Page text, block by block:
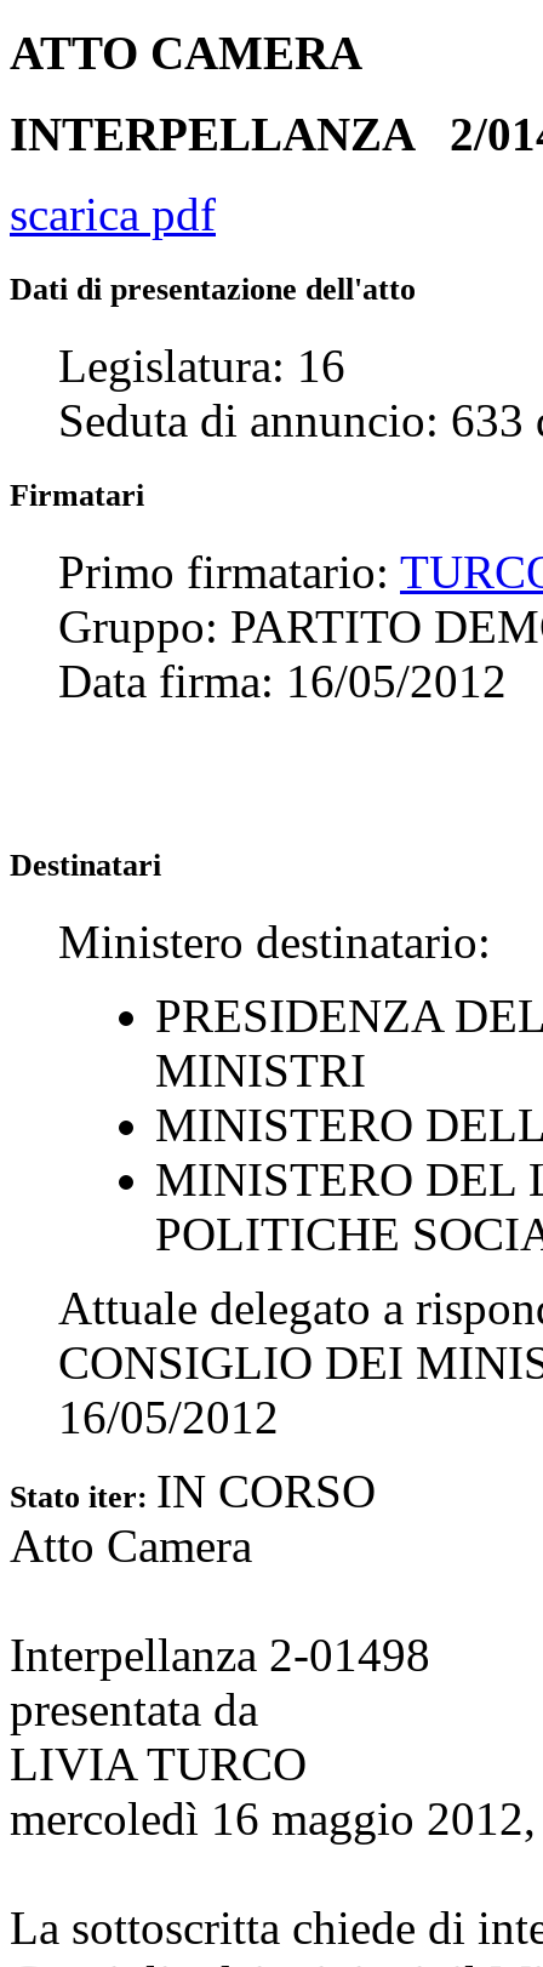
ATTO CAMERA
INTERPELLANZA 2/
scarica pdf
Dati di presentazione dell'atto
Legislatura: 16
Seduta di annuncio: 633
Firmatari
Primo firmatario:
Gruppo: PARTITO
Data firma: 16/05/2012
Destinatari
Ministero destinatario:
PRESIDENZA
MINISTRI
MINISTERO
MINISTERO DEL
POLITICHE
Attuale delegato a
CONSIGLIO DEI
16/05/2012
Stato iter: IN CORSO
Atto Camera
Interpellanza 2-01498
presentata da
LIVIA TURCO
mercoledì 16 maggio
La sottoscritta chiede di